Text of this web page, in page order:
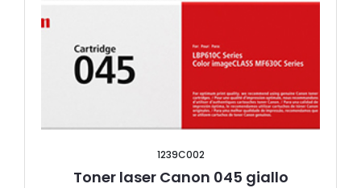
1239C002
Toner laser Canon 045 giallo